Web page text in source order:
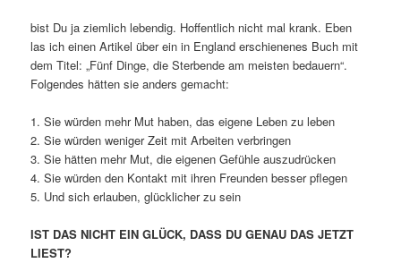
bist Du ja ziemlich lebendig. Hoffentlich nicht mal krank. Eben
las ich einen Artikel über ein in England erschienenes Buch mit
dem Titel: „Fünf Dinge, die Sterbende am meisten bedauern“.
Folgendes hätten sie anders gemacht:
1. Sie würden mehr Mut haben, das eigene Leben zu leben
2. Sie würden weniger Zeit mit Arbeiten verbringen
3. Sie hätten mehr Mut, die eigenen Gefühle auszudrücken
4. Sie würden den Kontakt mit ihren Freunden besser pflegen
5. Und sich erlauben, glücklicher zu sein
IST DAS NICHT EIN GLÜCK, DASS DU GENAU DAS JETZT
LIEST?